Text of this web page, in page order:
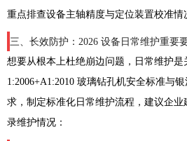
重点排查设备主轴精度与定位装置校准情
三、长效防护：2026 设备日常维护重要
想要从根本上杜绝崩边问题，日常维护是
1:2006+A1:2010 玻璃钻孔机安全标准与
求，制定标准化日常维护流程，建议企
录维护情况：